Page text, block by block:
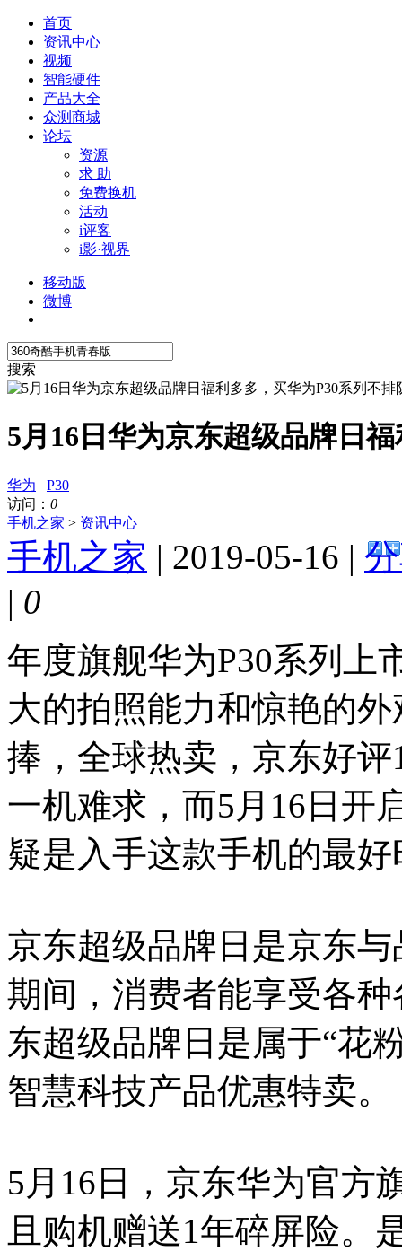
首页
资讯中心
视频
智能硬件
产品大全
众测商城
论坛
资源
求 助
免费换机
活动
i评客
i影·视界
移动版
微博
搜索
5月16日华为京东超级品牌日
华为
P30
访问： 0
手机之家 > 资讯中心
手机之家 | 2019-05-16 |
| 0
年度旗舰华为P30系列上
大的拍照能力和惊艳的
捧，全球热卖，京东好
一机难求，而5月16日开
疑是入手这款手机的最好
京东超级品牌日是京东
期间，消费者能享受各
东超级品牌日是属于“花
智慧科技产品优惠特卖。
5月16日，京东华为官方
且购机赠送1年碎屏险。